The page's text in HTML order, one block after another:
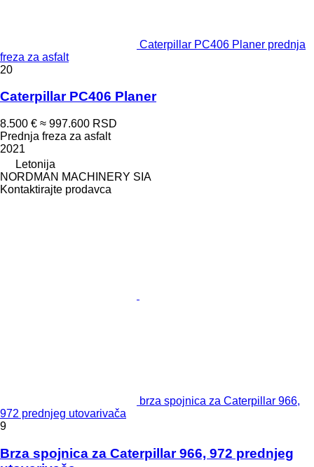
Caterpillar PC406 Planer prednja
freza za asfalt
20
Caterpillar PC406 Planer
8.500 € ≈ 997.600 RSD
Prednja freza za asfalt
2021
Letonija
NORDMAN MACHINERY SIA
Kontaktirajte prodavca
brza spojnica za Caterpillar 966,
972 prednjeg utovarivača
9
Brza spojnica za Caterpillar 966, 972 prednjeg